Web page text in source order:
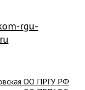
rgu-